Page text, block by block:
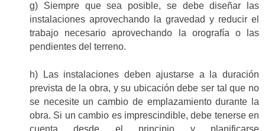
g) Siempre que sea posible, se debe diseñar las
instalaciones aprovechando la gravedad y reducir el
trabajo necesario aprovechando la orografía o las
pendientes del terreno.
h) Las instalaciones deben ajustarse a la duración
prevista de la obra, y su ubicación debe ser tal que no
se necesite un cambio de emplazamiento durante la
obra. Si un cambio es imprescindible, debe tenerse en
cuenta desde el principio y planificarse